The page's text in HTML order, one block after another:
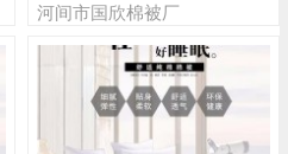
河间市国欣棉被厂